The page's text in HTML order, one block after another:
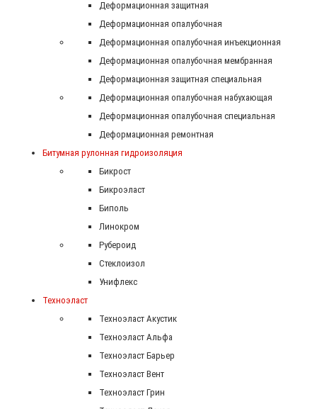
Деформационная защитная
Деформационная опалубочная
Деформационная опалубочная инъекционная
Деформационная опалубочная мембранная
Деформационная защитная специальная
Деформационная опалубочная набухающая
Деформационная опалубочная специальная
Деформационная ремонтная
Битумная рулонная гидроизоляция
Бикрост
Бикроэласт
Биполь
Линокром
Рубероид
Стеклоизол
Унифлекс
Техноэласт
Техноэласт Акустик
Техноэласт Альфа
Техноэласт Барьер
Техноэласт Вент
Техноэласт Грин